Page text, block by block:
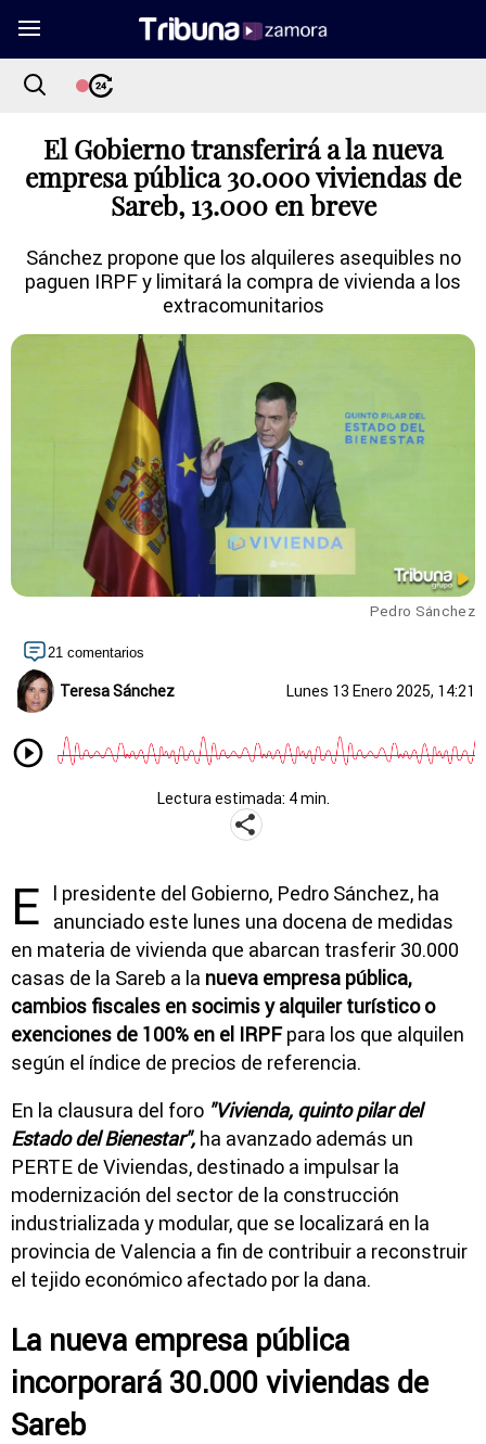
El Gobierno transferirá a la nueva
empresa pública 30.000 viviendas de
Sareb, 13.000 en breve
Sánchez propone que los alquileres asequibles no
paguen IRPF y limitará la compra de vivienda a los
extracomunitarios
Pedro Sánchez
21 comentarios
Teresa Sánchez Lunes 13 Enero 2025, 14:21
Lectura estimada: 4 min.
E
l presidente del Gobierno, Pedro Sánchez, ha
anunciado este lunes una docena de medidas
en materia de vivienda que abarcan trasferir 30.000
casas de la Sareb a la nueva empresa pública,
cambios fiscales en socimis y alquiler turístico o
exenciones de 100% en el IRPFpara los que alquilen
según el índice de precios de referencia.
En la clausura del foro "Vivienda, quinto pilar del
Estado del Bienestar", ha avanzado además un
PERTE de Viviendas, destinado a impulsar la
modernización del sector de la construcción
industrializada y modular, que se localizará en la
provincia de Valencia a fin de contribuir a reconstruir
el tejido económico afectado por la dana.
La nueva empresa pública
incorporará 30.000 viviendas de
Sareb